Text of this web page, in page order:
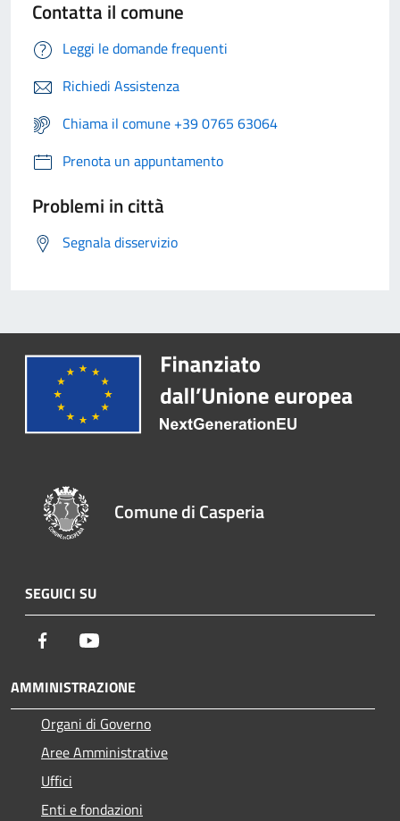
Contatta il comune
Leggi le domande frequenti
Richiedi Assistenza
Chiama il comune +39 0765 63064
Prenota un appuntamento
Problemi in città
Segnala disservizio
Comune di Casperia
SEGUICI SU
Facebook
AMMINISTRAZIONE
Organi di Governo
Aree Amministrative
Uffici
Enti e fondazioni